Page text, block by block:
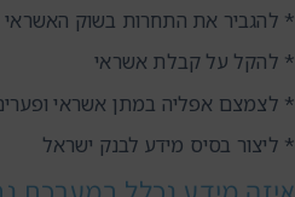
* להגביר את התחרות בשוק האשראי
* להקל על קבלת אשראי
* לצמצם אפליה במתן אשראי
* ליצור בסיס מידע לבנק ישראל